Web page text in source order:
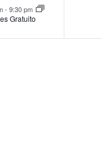
-9:30 pm
Gratuito